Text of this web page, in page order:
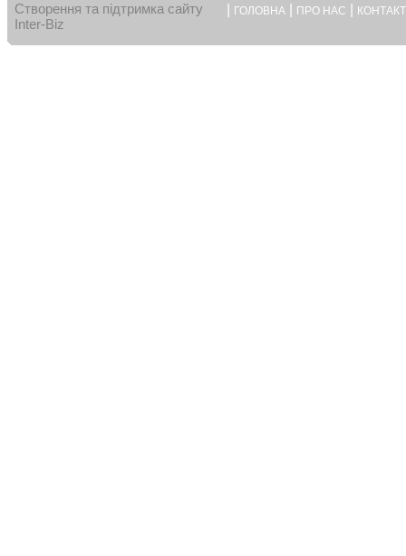
Створення та підтримка сайту
Inter-Biz
ГОЛОВНА ПРО НАС